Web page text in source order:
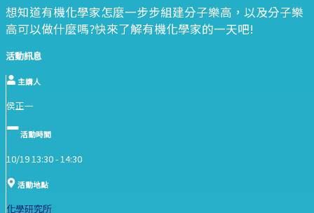
想知道有機化學家怎麼一步步組建分子樂高，以及分子樂
高可以做什麼嗎?快來了解有機化學家的一天吧!
活動訊息
主講人
侯正一
活動時間
10/19 13:30 -14:30
活動地點
化學研究所